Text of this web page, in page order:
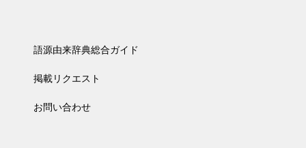
語源由来辞典総合ガイド
掲載リクエスト
お問い合わせ